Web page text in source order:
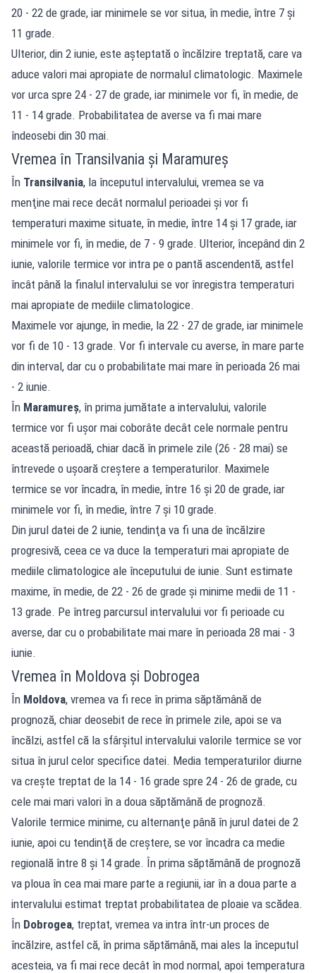
20 - 22 de grade, iar minimele se vor situa, în medie, între 7 şi
11 grade.
Ulterior, din 2 iunie, este aşteptată o încălzire treptată, care va
aduce valori mai apropiate de normalul climatologic. Maximele
vor urca spre 24 - 27 de grade, iar minimele vor fi, în medie, de
11 - 14 grade. Probabilitatea de averse va fi mai mare
îndeosebi din 30 mai.
Vremea în Transilvania și Maramureș
În Transilvania, la începutul intervalului, vremea se va
menţine mai rece decât normalul perioadei şi vor fi
temperaturi maxime situate, în medie, între 14 şi 17 grade, iar
minimele vor fi, în medie, de 7 - 9 grade. Ulterior, începând din 2
iunie, valorile termice vor intra pe o pantă ascendentă, astfel
încât până la finalul intervalului se vor înregistra temperaturi
mai apropiate de mediile climatologice.
Maximele vor ajunge, în medie, la 22 - 27 de grade, iar minimele
vor fi de 10 - 13 grade. Vor fi intervale cu averse, în mare parte
din interval, dar cu o probabilitate mai mare în perioada 26 mai
- 2 iunie.
În Maramureş, în prima jumătate a intervalului, valorile
termice vor fi uşor mai coborâte decât cele normale pentru
această perioadă, chiar dacă în primele zile (26 - 28 mai) se
întrevede o uşoară creştere a temperaturilor. Maximele
termice se vor încadra, în medie, între 16 şi 20 de grade, iar
minimele vor fi, în medie, între 7 şi 10 grade.
Din jurul datei de 2 iunie, tendinţa va fi una de încălzire
progresivă, ceea ce va duce la temperaturi mai apropiate de
mediile climatologice ale începutului de iunie. Sunt estimate
maxime, în medie, de 22 - 26 de grade şi minime medii de 11 -
13 grade. Pe întreg parcursul intervalului vor fi perioade cu
averse, dar cu o probabilitate mai mare în perioada 28 mai - 3
iunie.
Vremea în Moldova și Dobrogea
În Moldova, vremea va fi rece în prima săptămână de
prognoză, chiar deosebit de rece în primele zile, apoi se va
încălzi, astfel că la sfârşitul intervalului valorile termice se vor
situa în jurul celor specifice datei. Media temperaturilor diurne
va creşte treptat de la 14 - 16 grade spre 24 - 26 de grade, cu
cele mai mari valori în a doua săptămână de prognoză.
Valorile termice minime, cu alternanţe până în jurul datei de 2
iunie, apoi cu tendinţă de creştere, se vor încadra ca medie
regională între 8 şi 14 grade. În prima săptămână de prognoză
va ploua în cea mai mare parte a regiunii, iar în a doua parte a
intervalului estimat treptat probabilitatea de ploaie va scădea.
În Dobrogea, treptat, vremea va intra într-un proces de
încălzire, astfel că, în prima săptămână, mai ales la începutul
acesteia, va fi mai rece decât în mod normal, apoi temperatura